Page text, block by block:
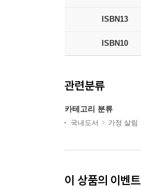
ISBN13
ISBN10
관련분류
카테고리 분류
국내도서 가정 살림
이 상품의 이벤트